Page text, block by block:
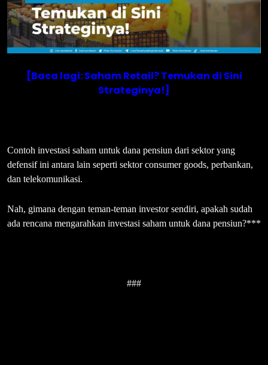
[Baca lagi: Saham Retail? Temukan di Sini
Strateginya!]
Contoh investasi saham untuk dana pensiun dari sektor yang
defensif ini antara lain seperti sektor consumer goods, perbankan,
dan telekomunikasi.
Nah, gimana dengan teman-teman investor sendiri, apakah sudah
ada rencana mengarahkan investasi saham untuk dana pensiun?***
###